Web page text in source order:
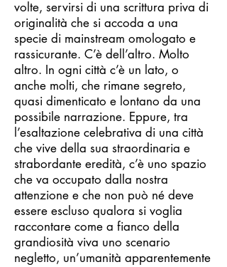
volte, servirsi di una scrittura priva di
originalità che si accoda a una
specie di mainstream omologato e
rassicurante. C’è dell’altro. Molto
altro. In ogni città c’è un lato, o
anche molti, che rimane segreto,
quasi dimenticato e lontano da una
possibile narrazione. Eppure, tra
l’esaltazione celebrativa di una città
che vive della sua straordinaria e
strabordante eredità, c’è uno spazio
che va occupato dalla nostra
attenzione e che non può né deve
essere escluso qualora si voglia
raccontare come a fianco della
grandiosità viva uno scenario
negletto, un’umanità apparentemente